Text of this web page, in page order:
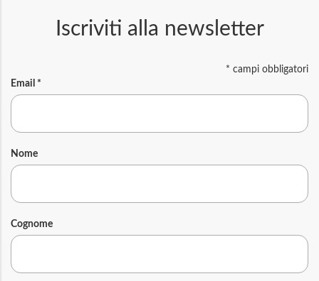
Iscriviti alla newsletter
* campi obbligatori
Email *
Nome
Cognome